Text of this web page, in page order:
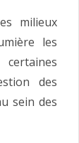
milieux
les
des
sein des